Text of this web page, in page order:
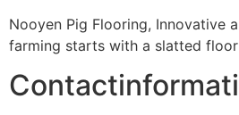
Nooyen Pig Flooring, Innovative
farming starts with a slatted